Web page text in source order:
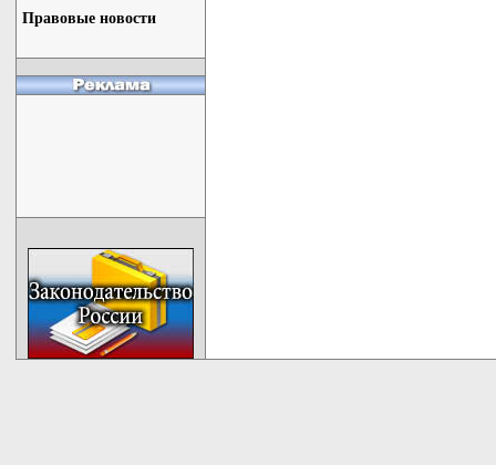
Правовые новости